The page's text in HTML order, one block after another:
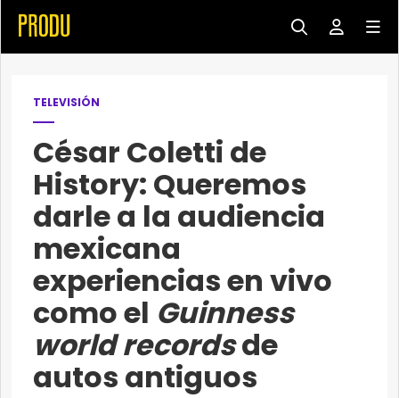
TELEVISIÓN
César Coletti de
History: Queremos
darle a la audiencia
mexicana
experiencias en vivo
como el Guinness
world recordsde
autos antiguos